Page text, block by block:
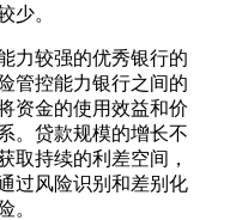
少。
较强的优秀银行的
管控能力银行之间的
资金的使用效益和价
。贷款规模的增长不
取持续的利差空间，
过风险识别和差别化
。